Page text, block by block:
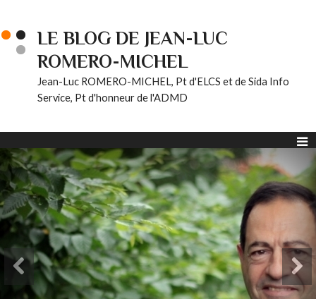
LE BLOG DE JEAN-LUC
ROMERO-MICHEL
Jean-Luc ROMERO-MICHEL, Pt d'ELCS et de Sida Info
Service, Pt d'honneur de l'ADMD